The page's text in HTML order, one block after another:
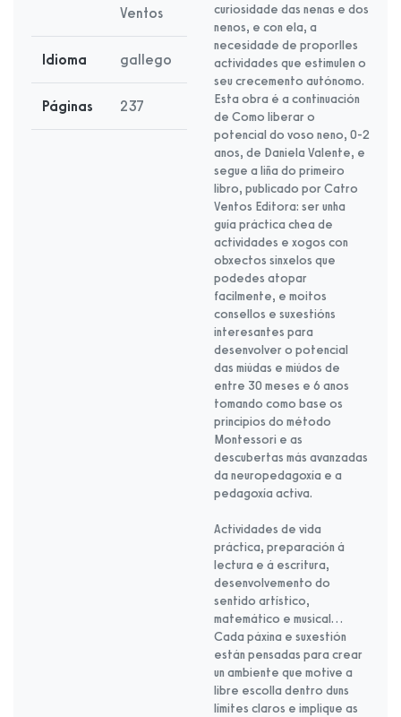
Ventos
Idioma gallego
Páginas 237
curiosidade das nenas e dos
nenos, e con ela, a
necesidade de proporlles
actividades que estimulen o
seu crecemento autónomo.
Esta obra é a continuación
de Como liberar o
potencial do voso neno, 0-2
anos, de Daniela Valente, e
segue a liña do primeiro
libro, publicado por Catro
Ventos Editora: ser unha
guía práctica chea de
actividades e xogos con
obxectos sinxelos que
podedes atopar
facilmente, e moitos
consellos e suxestións
interesantes para
desenvolver o potencial
das miúdas e miúdos de
entre 30 meses e 6 anos
tomando como base os
principios do método
Montessori e as
descubertas más avanzadas
da neuropedagoxía e a
pedagoxía activa.
Actividades de vida
práctica, preparación á
lectura e á escritura,
desenvolvemento do
sentido artístico,
matemático e musical…
Cada páxina e suxestión
están pensadas para crear
un ambiente que motive a
libre escolla dentro duns
límites claros e implique as